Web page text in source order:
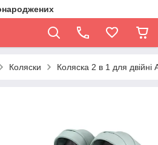
Коляски Коляска 2 в 1 для